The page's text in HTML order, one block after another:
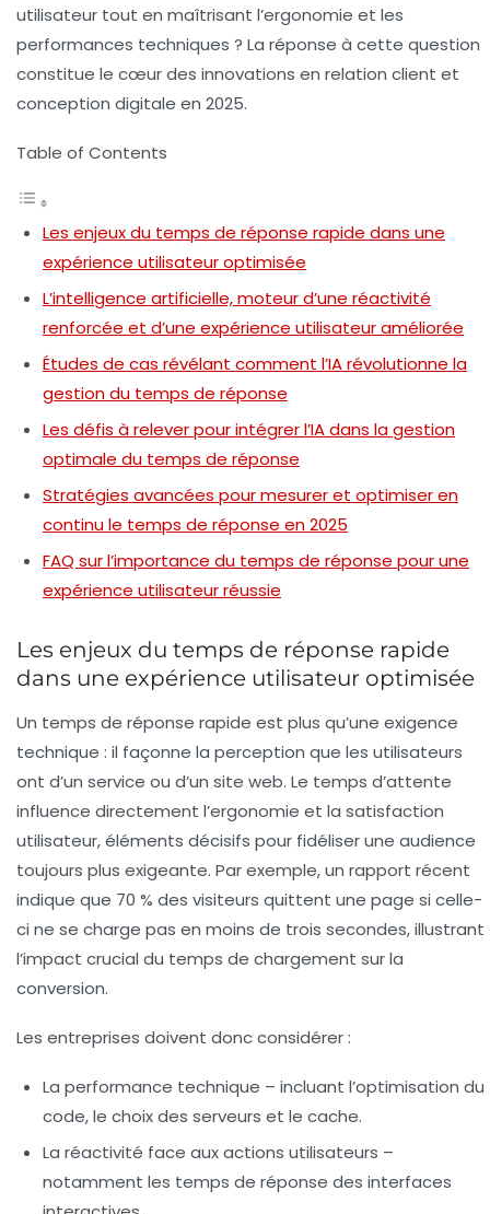
utilisateur tout en maîtrisant l’ergonomie et les
performances techniques ? La réponse à cette question
constitue le cœur des innovations en relation client et
conception digitale en 2025.
Table of Contents
Les enjeux du temps de réponse rapide dans une
expérience utilisateur optimisée
L’intelligence artificielle, moteur d’une réactivité
renforcée et d’une expérience utilisateur améliorée
Études de cas révélant comment l’IA révolutionne la
gestion du temps de réponse
Les défis à relever pour intégrer l’IA dans la gestion
optimale du temps de réponse
Stratégies avancées pour mesurer et optimiser en
continu le temps de réponse en 2025
FAQ sur l’importance du temps de réponse pour une
expérience utilisateur réussie
Les enjeux du temps de réponse rapide
dans une expérience utilisateur optimisée
Un temps de réponse rapide est plus qu’une exigence
technique : il façonne la perception que les utilisateurs
ont d’un service ou d’un site web. Le temps d’attente
influence directement l’ergonomie et la satisfaction
utilisateur, éléments décisifs pour fidéliser une audience
toujours plus exigeante. Par exemple, un rapport récent
indique que 70 % des visiteurs quittent une page si celle-
ci ne se charge pas en moins de trois secondes, illustrant
l’impact crucial du temps de chargement sur la
conversion.
Les entreprises doivent donc considérer :
La performance technique – incluant l’optimisation du
code, le choix des serveurs et le cache.
La réactivité face aux actions utilisateurs –
notamment les temps de réponse des interfaces